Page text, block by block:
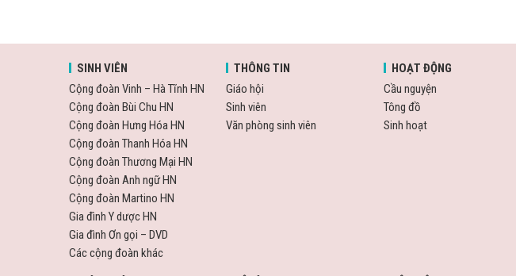
SINH VIÊN
Cộng đoàn Vinh – Hà Tĩnh HN
Cộng đoàn Bùi Chu HN
Cộng đoàn Hưng Hóa HN
Cộng đoàn Thanh Hóa HN
Cộng đoàn Thương Mại HN
Cộng đoàn Anh ngữ HN
Cộng đoàn Martino HN
Gia đình Y dược HN
Gia đình Ơn gọi – DVD
Các cộng đoàn khác
THÔNG TIN
Giáo hội
Sinh viên
Văn phòng sinh viên
HOẠT ĐỘNG
Cầu nguyện
Tông đồ
Sinh hoạt